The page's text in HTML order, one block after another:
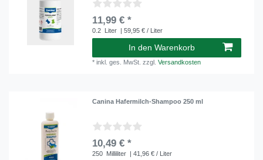
11,99 € *
0.2 Liter | 59,95 € / Liter
In den Warenkorb
*inkl. ges. MwSt. zzgl.Versandkosten
Canina Hafermilch-Shampoo 250 ml
10,49 € *
250 Milliliter | 41,96 € / Liter